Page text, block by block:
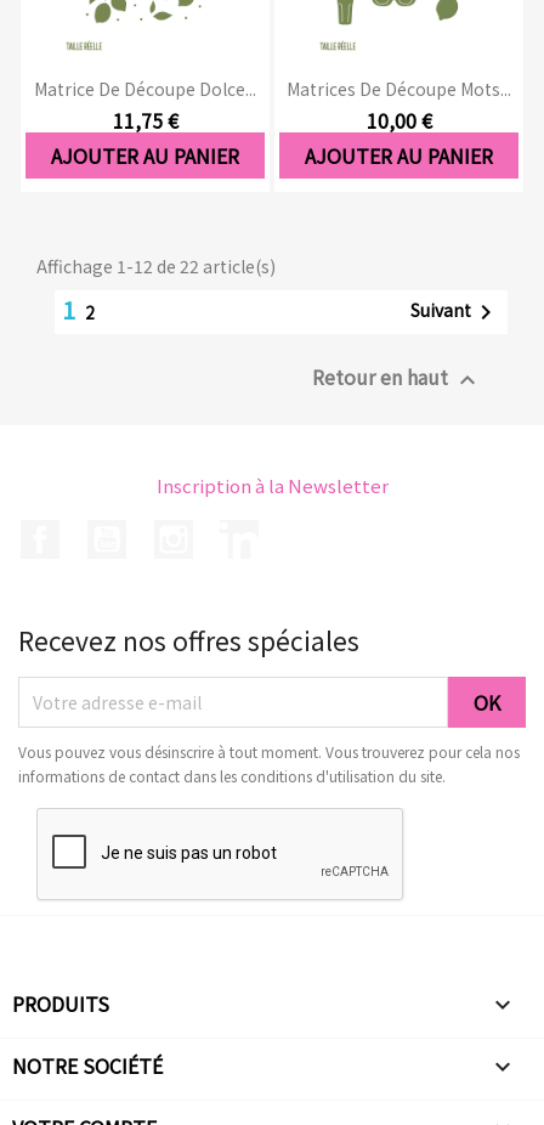
Matrice De Découpe Dolce...
11,75 €
AJOUTER AU PANIER
Matrices De Découpe Mots...
10,00 €
AJOUTER AU PANIER
Affichage 1-12 de 22 article(s)
1 2 Suivant 
Retour en haut 
Inscription à la Newsletter
Recevez nos offres spéciales
Vous pouvez vous désinscrire à tout moment. Vous trouverez pour cela nos
informations de contact dans les conditions d'utilisation du site.
PRODUITS 
NOTRE SOCIÉTÉ 